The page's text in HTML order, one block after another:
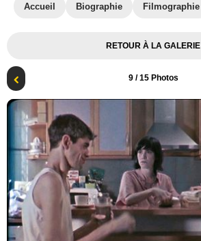
Accueil Biographie Filmographie
RETOUR À LA GALERIE
9/ 15 Photos